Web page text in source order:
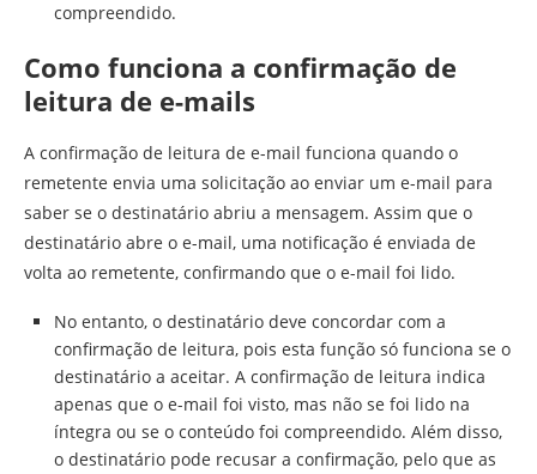
compreendido.
Como funciona a confirmação de
leitura de e-mails
A confirmação de leitura de e-mail funciona quando o
remetente envia uma solicitação ao enviar um e-mail para
saber se o destinatário abriu a mensagem. Assim que o
destinatário abre o e-mail, uma notificação é enviada de
volta ao remetente, confirmando que o e-mail foi lido.
No entanto, o destinatário deve concordar com a
confirmação de leitura, pois esta função só funciona se o
destinatário a aceitar. A confirmação de leitura indica
apenas que o e-mail foi visto, mas não se foi lido na
íntegra ou se o conteúdo foi compreendido. Além disso,
o destinatário pode recusar a confirmação, pelo que as